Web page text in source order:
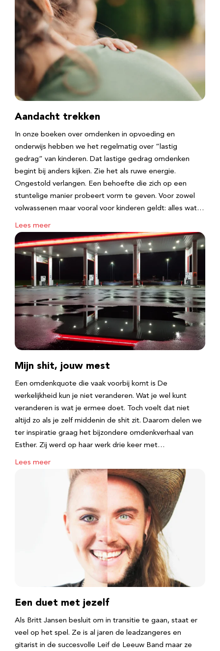
Aandacht trekken
In onze boeken over omdenken in opvoeding en
onderwijs hebben we het regelmatig over “lastig
gedrag” van kinderen. Dat lastige gedrag omdenken
begint bij anders kijken. Zie het als ruwe energie.
Ongestold verlangen. Een behoefte die zich op een
stuntelige manier probeert vorm te geven. Voor zowel
volwassenen maar vooral voor kinderen geldt: alles wat…
Lees meer
Mijn shit, jouw mest
Een omdenkquote die vaak voorbij komt is De
werkelijkheid kun je niet veranderen. Wat je wel kunt
veranderen is wat je ermee doet. Toch voelt dat niet
altijd zo als je zelf middenin de shit zit. Daarom delen we
ter inspiratie graag het bijzondere omdenkverhaal van
Esther. Zij werd op haar werk drie keer met…
Lees meer
Een duet met jezelf
Als Britt Jansen besluit om in transitie te gaan, staat er
veel op het spel. Ze is al jaren de leadzangeres en
gitarist in de succesvolle Leif de Leeuw Band maar ze